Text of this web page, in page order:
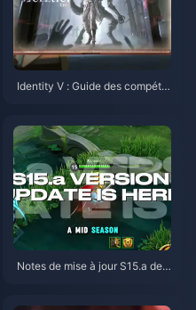
Identity V : Guide des compéte
Notes de mise à jour S15.a de